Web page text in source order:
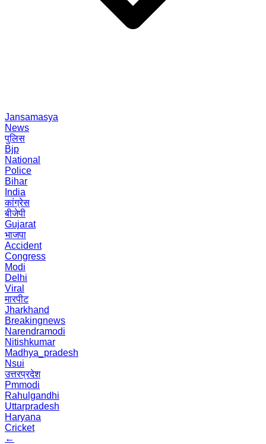
Jansamasya
News
पुलिस
Bjp
National
Police
Bihar
India
कांग्रेस
बीजेपी
Gujarat
भाजपा
Accident
Congress
Modi
Delhi
Viral
मारपीट
Jharkhand
Breakingnews
Narendramodi
Nitishkumar
Madhya_pradesh
Nsui
उत्तरप्रदेश
Pmmodi
Rahulgandhi
Uttarpradesh
Haryana
Cricket
←